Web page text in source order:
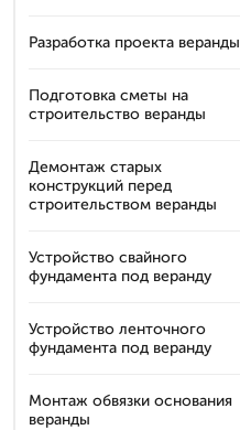
Разработка проекта веранды
Подготовка сметы на
строительство веранды
Демонтаж старых
конструкций перед
строительством веранды
Устройство свайного
фундамента под веранду
Устройство ленточного
фундамента под веранду
Монтаж обвязки основания
веранды